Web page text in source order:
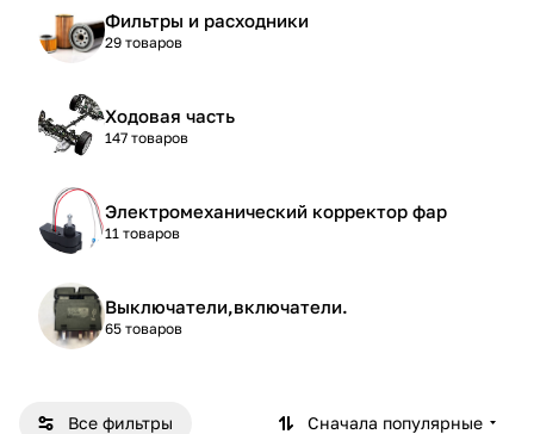
Фильтры и расходники
29 товаров
Ходовая часть
147 товаров
Электромеханический корректор фар
11 товаров
Выключатели,включатели.
65 товаров
Все фильтры Сначала популярные